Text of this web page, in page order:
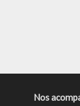
Nos